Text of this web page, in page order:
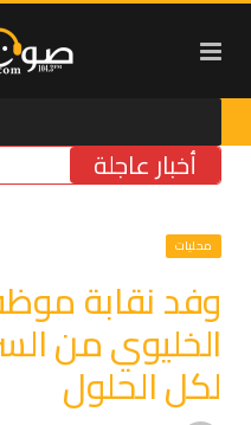
أخبار عاجلة
محليات
وفد نقابة
الخليوي من
لكل الحلول